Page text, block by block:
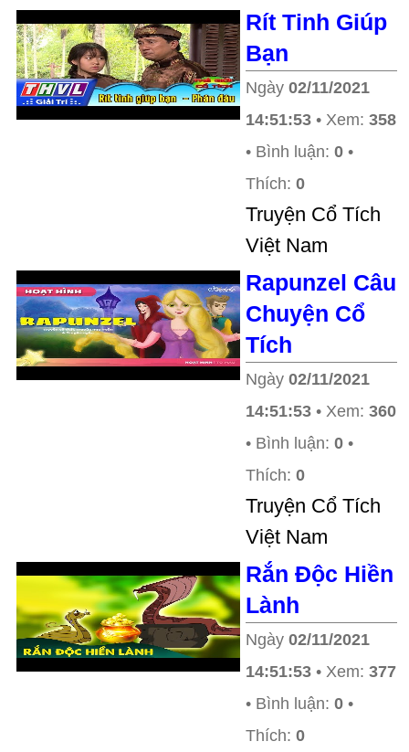
Rít Tinh Giúp
Bạn
Ngày 02/11/2021
14:51:53 • Xem: 358
• Bình luận: 0 •
Thích: 0
Truyện Cổ Tích
Việt Nam
Rapunzel Câu
Chuyện Cổ
Tích
Ngày 02/11/2021
14:51:53 • Xem: 360
• Bình luận: 0 •
Thích: 0
Truyện Cổ Tích
Việt Nam
Rắn Độc Hiền
Lành
Ngày 02/11/2021
14:51:53 • Xem: 377
• Bình luận: 0 •
Thích: 0